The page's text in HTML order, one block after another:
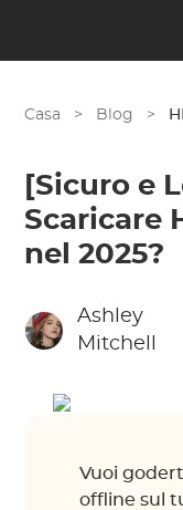
Casa > Blog >
[Sicuro e
Scaricare
nel 2025?
Ashley
Mitchell
Vuoi
offline sul